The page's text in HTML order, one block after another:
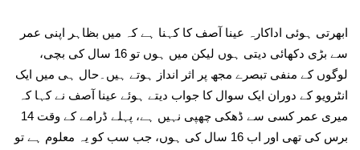
ابھرتی ہوئی اداکارہ عینا آصف کا کہنا ہے کہ میں بظاہر اپنی عمر
سے بڑی دکھائی دیتی ہوں لیکن میں ہوں تو 16 سال کی بچی،
لوگوں کے منفی تبصرے مجھ پر اثر انداز ہوتے ہیں۔حال ہی میں ایک
انٹرویو کے دوران ایک سوال کا جواب دیتے ہوئے عینا آصف نے کہا کہ
میری عمر کسی سے ڈھکی چھپی نہیں ہے، پہلے ڈرامے کے وقت 14
برس کی تھی اور اب 16 سال کی ہوں، جب سب کو یہ معلوم ہے تو